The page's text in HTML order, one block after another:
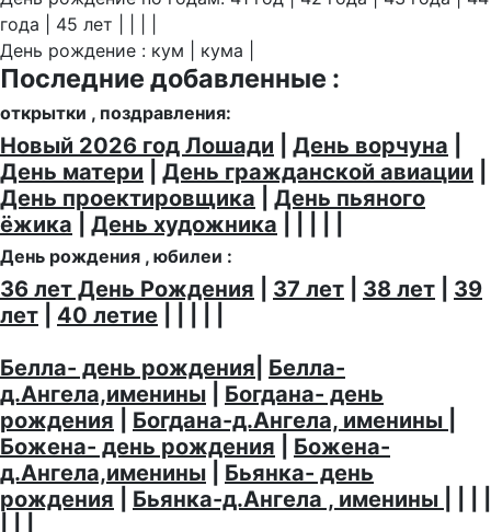
года | 45 лет | | | |
День рождение : кум | кума |
Последние добавленные :
открытки , поздравления:
Новый 2026 год Лошади День ворчуна
День матери
День гражданской авиации
День проектировщика
День пьяного
ёжика
День художника
День рождения , юбилеи :
36 лет День Рождения 37 лет 38 лет
39
лет
40 летие
Белла- день рождения Белла-
д.Ангела,именины
Богдана- день
рождения
Богдана-д.Ангела, именины
Божена- день рождения
Божена-
д.Ангела,именины
Бьянка- день
рождения
Бьянка-д.Ангела , именины